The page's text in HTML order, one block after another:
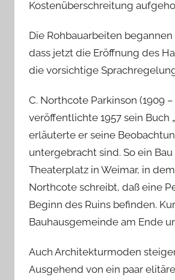
Kostenüberschreitung
Die Rohbauarbeiten begannen
dass jetzt die Eröffnung des
die vorsichtige
C. Northcote Parkinson (1909
veröffentlichte 1957 sein Buch
erläuterte er seine
untergebracht sind. So ein
Theaterplatz in Weimar, in
Northcote schreibt, daß eine
Beginn des Ruins befinden.
Bauhausgemeinde am Ende
Auch Architekturmoden
Ausgehend von ein paar